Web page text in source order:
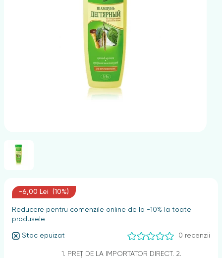
-6,00 Lei (10%)
Reducere pentru comenzile online de la -10% la toate
produsele
Stoc epuizat 0 recenzii
1. PREȚ DE LA IMPORTATOR DIRECT. 2.